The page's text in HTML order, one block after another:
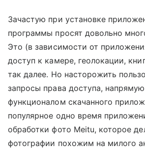
Зачастую при установке
программы просят довольно
Это (в зависимости от
доступ к камере, геолокации,
так далее. Но насторожить
запросы права доступа,
функционалом скачанного
популярное одно время
обработки фото Meitu, которое
фотографии похожим на милого